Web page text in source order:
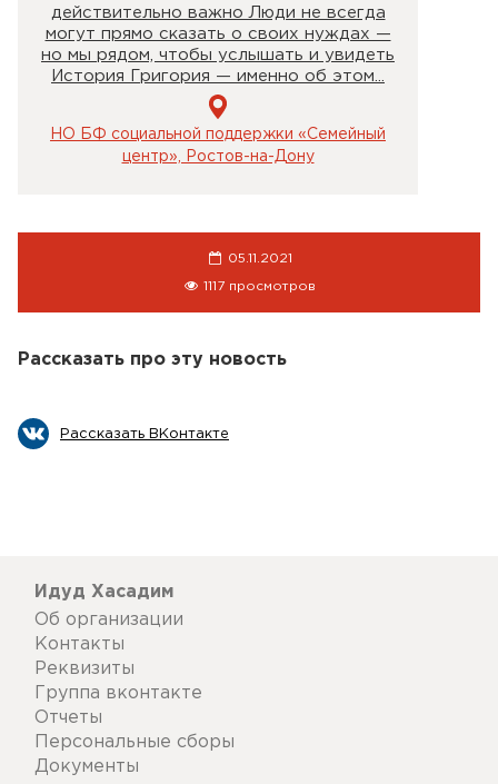
действительно важно Люди не всегда
могут прямо сказать о своих нуждах —
но мы рядом, чтобы услышать и увидеть
История Григория — именно об этом...
НО БФ социальной поддержки «Семейный
центр», Ростов-на-Дону
05.11.2021
1117 просмотров
Рассказать про эту новость
Рассказать ВКонтакте
Идуд Хасадим
Об организации
Контакты
Реквизиты
Группа вконтакте
Отчеты
Персональные сборы
Документы